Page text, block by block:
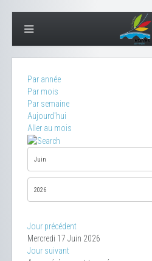
Par année
Par mois
Par semaine
Aujourd'hui
Aller au mois
Jour précédent
Mercredi 17 Juin 2026
Jour suivant